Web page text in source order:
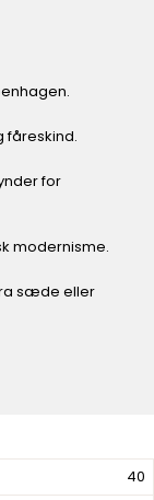
40
fåreskind.
for
modernisme.
sæde eller